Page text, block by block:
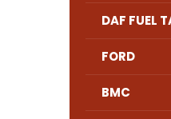
DAF FUEL
FORD
BMC